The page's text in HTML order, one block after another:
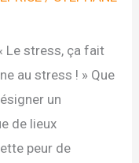
Le stress, ça fait
au stress ! » Que
un
de lieux
peur de